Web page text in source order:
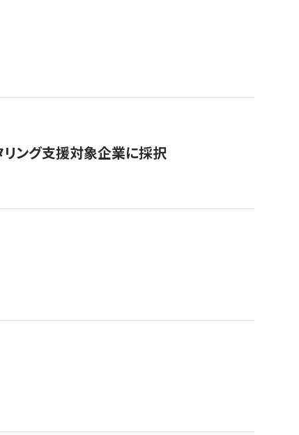
ング支援対象企業に採択